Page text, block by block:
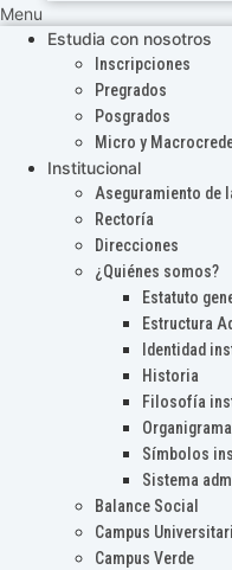
Menu
Estudia con nosotros
Inscripciones
Pregrados
Posgrados
Micro y
Institucional
Aseguramiento de
Rectoría
Direcciones
¿Quiénes somos?
Estatuto
Estructura
Identidad
Historia
Filosofía
Organigrama
Símbolos
Sistema
Balance Social
Campus
Campus Verde